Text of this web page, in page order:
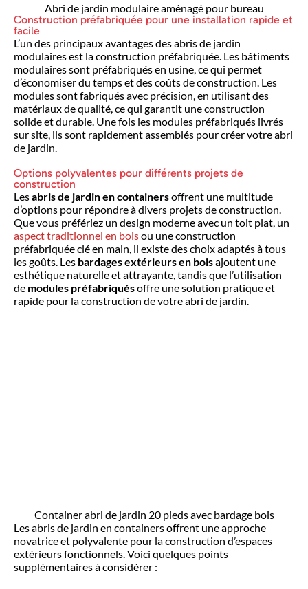
Abri de jardin modulaire aménagé pour bureau
Construction préfabriquée pour une installation rapide et
facile
L’un des principaux avantages des abris de jardin
modulaires est la construction préfabriquée. Les bâtiments
modulaires sont préfabriqués en usine, ce qui permet
d’économiser du temps et des coûts de construction. Les
modules sont fabriqués avec précision, en utilisant des
matériaux de qualité, ce qui garantit une construction
solide et durable. Une fois les modules préfabriqués livrés
sur site, ils sont rapidement assemblés pour créer votre abri
de jardin.
Options polyvalentes pour différents projets de
construction
Lesabris de jardin en containersoffrent une multitude
d’options pour répondre à divers projets de construction.
Que vous préfériez un design moderne avec un toit plat, un
aspect traditionnel en boisou une construction
préfabriquée clé en main, il existe des choix adaptés à tous
les goûts. Les bardages extérieurs en boisajoutent une
esthétique naturelle et attrayante, tandis que l’utilisation
de modules préfabriquésoffre une solution pratique et
rapide pour la construction de votre abri de jardin.
Container abri de jardin 20 pieds avec bardage bois
Les abris de jardin en containers offrent une approche
novatrice et polyvalente pour la construction d’espaces
extérieurs fonctionnels. Voici quelques points
supplémentaires à considérer :